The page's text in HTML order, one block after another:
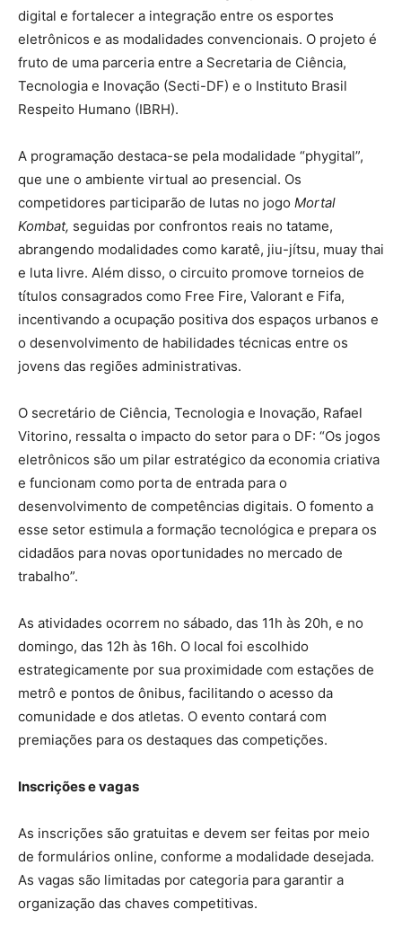
digital e fortalecer a integração entre os esportes
eletrônicos e as modalidades convencionais. O projeto é
fruto de uma parceria entre a Secretaria de Ciência,
Tecnologia e Inovação (Secti-DF) e o Instituto Brasil
Respeito Humano (IBRH).
A programação destaca-se pela modalidade “phygital”,
que une o ambiente virtual ao presencial. Os
competidores participarão de lutas no jogo Mortal
Kombat, seguidas por confrontos reais no tatame,
abrangendo modalidades como karatê, jiu-jítsu, muay thai
e luta livre. Além disso, o circuito promove torneios de
títulos consagrados como Free Fire, Valorant e Fifa,
incentivando a ocupação positiva dos espaços urbanos e
o desenvolvimento de habilidades técnicas entre os
jovens das regiões administrativas.
O secretário de Ciência, Tecnologia e Inovação, Rafael
Vitorino, ressalta o impacto do setor para o DF: “Os jogos
eletrônicos são um pilar estratégico da economia criativa
e funcionam como porta de entrada para o
desenvolvimento de competências digitais. O fomento a
esse setor estimula a formação tecnológica e prepara os
cidadãos para novas oportunidades no mercado de
trabalho”.
As atividades ocorrem no sábado, das 11h às 20h, e no
domingo, das 12h às 16h. O local foi escolhido
estrategicamente por sua proximidade com estações de
metrô e pontos de ônibus, facilitando o acesso da
comunidade e dos atletas. O evento contará com
premiações para os destaques das competições.
Inscrições e vagas
As inscrições são gratuitas e devem ser feitas por meio
de formulários online, conforme a modalidade desejada.
As vagas são limitadas por categoria para garantir a
organização das chaves competitivas.